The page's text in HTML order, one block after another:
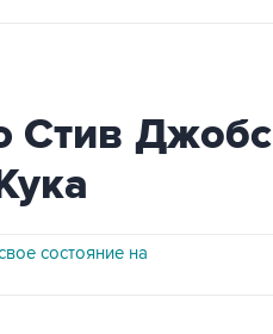
Стив Джобс
состояние на